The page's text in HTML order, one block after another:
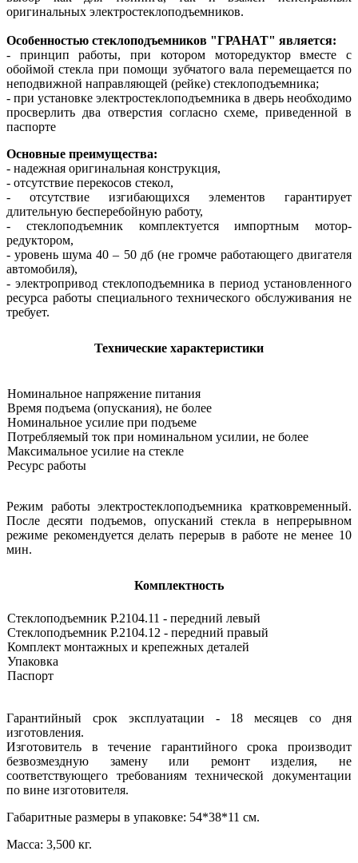
оригинальных электростеклоподъемников.
Особенностью стеклоподъемников "ГРАНАТ" является:
- принцип работы, при котором моторедуктор вместе с
обоймой стекла при помощи зубчатого вала перемещается по
неподвижной направляющей (рейке) стеклоподъемника;
- при установке электростеклоподъемника в дверь необходимо
просверлить два отверстия согласно схеме, приведенной в
паспорте
Основные преимущества:
- надежная оригинальная конструкция,
- отсутствие перекосов стекол,
- отсутствие изгибающихся элементов гарантирует
длительную бесперебойную работу,
- стеклоподъемник комплектуется импортным мотор-
редуктором,
- уровень шума 40 – 50 дб (не громче работающего двигателя
автомобиля),
- электропривод стеклоподъемника в период установленного
ресурса работы специального технического обслуживания не
требует.
Технические характеристики
Номинальное напряжение питания
Время подъема (опускания), не более
Номинальное усилие при подъеме
Потребляемый ток при номинальном усилии, не более
Максимальное усилие на стекле
Ресурс работы
Режим работы электростеклоподъемника кратковременный.
После десяти подъемов, опусканий стекла в непрерывном
режиме рекомендуется делать перерыв в работе не менее 10
мин.
Комплектность
Стеклоподъемник Р.2104.11 - передний левый
Стеклоподъемник Р.2104.12 - передний правый
Комплект монтажных и крепежных деталей
Упаковка
Паспорт
Гарантийный срок эксплуатации - 18 месяцев со дня
изготовления.
Изготовитель в течение гарантийного срока производит
безвозмездную замену или ремонт изделия, не
соответствующего требованиям технической документации
по вине изготовителя.
Габаритные размеры в упаковке: 54*38*11 см.
Масса: 3,500 кг.